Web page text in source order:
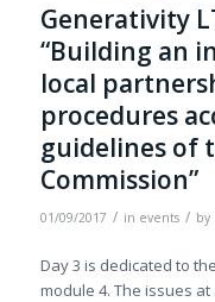
Generativity
“Building an
local
procedures
guidelines of
Commission”
01/09/2017 / in events / by
Day 3 is dedicated to
module 4. The issues